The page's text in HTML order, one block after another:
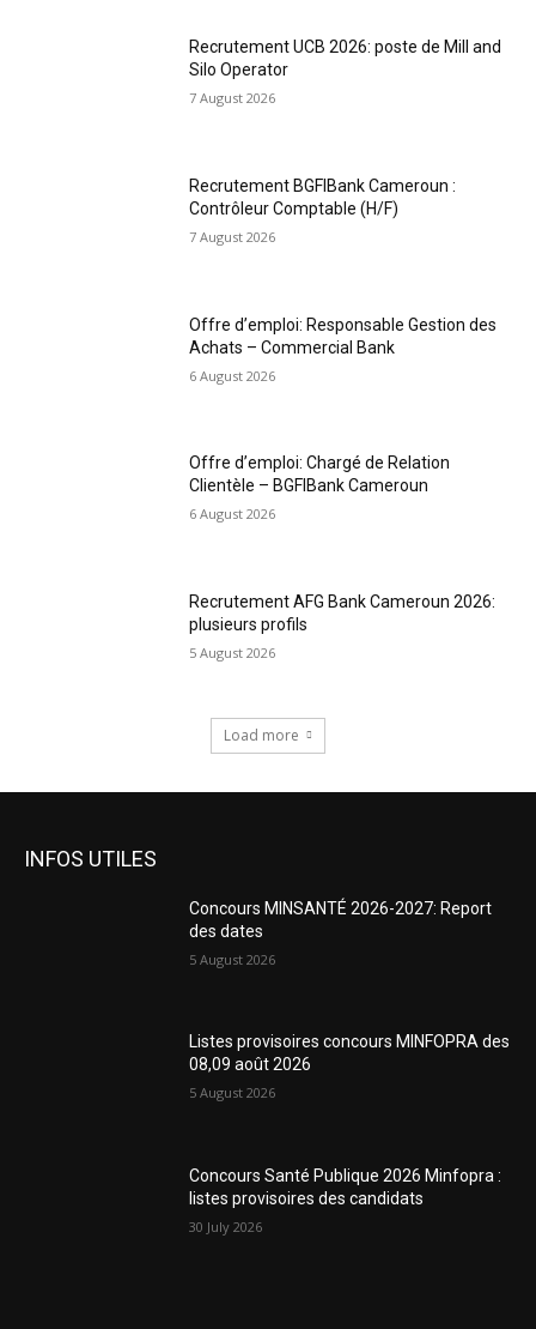
Recrutement UCB 2026: poste de Mill and
Silo Operator
7 August 2026
Recrutement BGFIBank Cameroun :
Contrôleur Comptable (H/F)
7 August 2026
Offre d’emploi: Responsable Gestion des
Achats – Commercial Bank
6 August 2026
Offre d’emploi: Chargé de Relation
Clientèle – BGFIBank Cameroun
6 August 2026
Recrutement AFG Bank Cameroun 2026:
plusieurs profils
5 August 2026
Load more
INFOS UTILES
Concours MINSANTÉ 2026-2027: Report
des dates
5 August 2026
Listes provisoires concours MINFOPRA des
08,09 août 2026
5 August 2026
Concours Santé Publique 2026 Minfopra :
listes provisoires des candidats
30 July 2026